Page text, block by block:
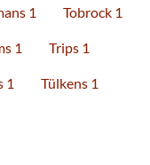
1 Tobrock 1
1 Trips 1
1 Tülkens 1